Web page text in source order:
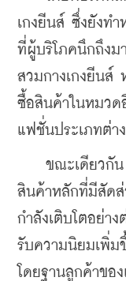
เกงยีนส์ ซึ่งยังทำ
ที่ผู้บริโภคนึกถึงม
สวมกางเกงยีนส์
ซื้อสินค้าในหมวด
แฟชั่นประเภทต่า
ขณะเดียวกัน ก
สินค้าหลักที่มีสัด
กำลังเติบโตอย่า
รับความนิยมเพิ่ม
โดยฐานลูกค้าข